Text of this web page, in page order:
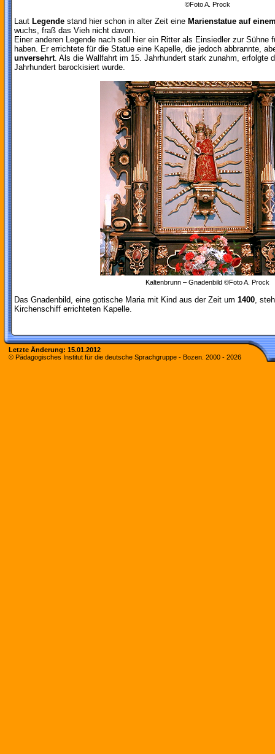
©Foto A. Prock
Laut Legende stand hier schon in alter Zeit eine Marienstatue auf
wuchs, fraß das Vieh nicht davon.
Einer anderen Legende nach soll hier ein Ritter als Einsiedler zur Sühne
haben. Er errichtete für die Statue eine Kapelle, die jedoch abbrannte,
unversehrt. Als die Wallfahrt im 15. Jahrhundert stark zunahm, erfolgte
Jahrhundert barockisiert wurde.
Kaltenbrunn – Gnadenbild ©Foto A. Prock
Das Gnadenbild, eine gotische Maria mit Kind aus der Zeit um 1400 ,
Kirchenschiff errichteten Kapelle.
Letzte Änderung: 15.01.2012
© Pädagogisches Institut für die deutsche Sprachgruppe - Bozen. 2000 - 2026